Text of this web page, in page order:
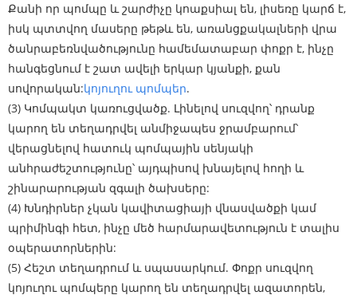
Քանի որ պոմպը և շարժիչը կոաքսիալ են, լիսեռը կարճ է,
իսկ պտտվող մասերը թեթև են, առանցքակալների վրա
ծանրաբեռնվածությունը համեմատաբար փոքր է, ինչը
հանգեցնում է շատ ավելի երկար կյանքի, քան
սովորական:կոյուղու պոմպեր.
(3) Կոմպակտ կառուցվածք. Լինելով սուզվող՝ դրանք
կարող են տեղադրվել անմիջապես ջրամբարում՝
վերացնելով հատուկ պոմպային սենյակի
անհրաժեշտությունը՝ այդպիսով խնայելով հողի և
շինարարության զգալի ծախսերը:
(4) Խնդիրներ չկան կավիտացիայի վնասվածքի կամ
պրիմինգի հետ, ինչը մեծ հարմարավետություն է տալիս
օպերատորներին:
(5) Հեշտ տեղադրում և սպասարկում. Փոքր սուզվող
կոյուղու պոմպերը կարող են տեղադրվել ազատորեն,